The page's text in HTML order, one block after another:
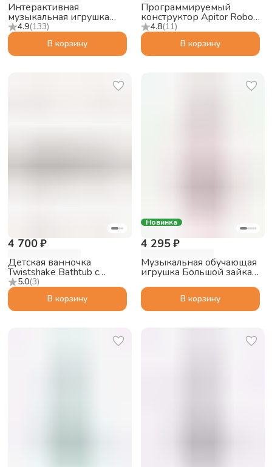
4.9(133)
Интерактивная
музыкальная игрушка
Abumba Малыш Лисёнок
F1, оранжевый
В корзину
4.8(11)
Программируемый
конструктор Apitor Robot
S 10в1
В корзину
5.0(3)
4 700 ₽
Детская ванночка
Twistshake Bathtub с
подушкой, пастельный
серый
В корзину
Новинка
4 295 ₽
Музыкальная обучающая
игрушка Большой зайка
Bluetooth колонки,
розовыйВ корзину